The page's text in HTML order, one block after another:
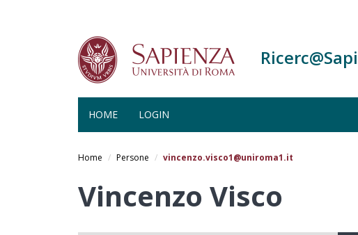
HOME LOGIN
Home Persone vincenzo.visco1@uniroma1.it
Vincenzo Visco